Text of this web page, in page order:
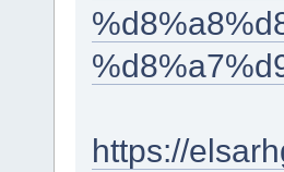
https://